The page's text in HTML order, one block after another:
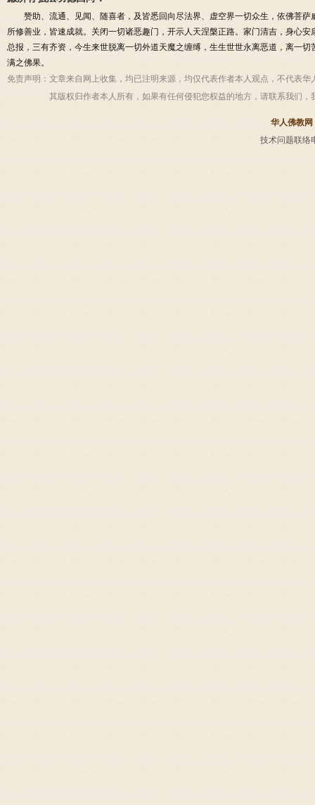
赞助、流通、见闻、随喜者，及皆悉回向尽法界、虚空界一切众生，依佛菩
所修善业，皆速成就。关闭一切诸恶趣门，开示人天涅槃正路。家门清吉，身心
总报，三有齐资，今生来世脱离一切外道天魔之缠缚，生生世世永离恶道，离一
满之佛果。
免责声明： 文章来自网上收集，均已注明来源，均仅代表作者本人观点，不代表
其版权归作者本人所有，如果有任何侵犯您权益的地方，请联系我们，
华人佛教网
技术问题联络